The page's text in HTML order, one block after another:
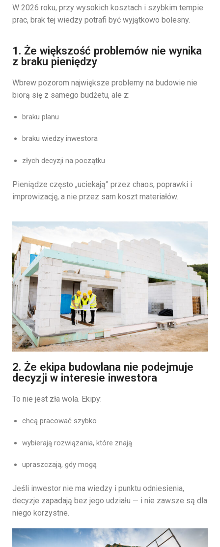
W 2026 roku, przy wysokich kosztach i szybkim tempie
prac, brak tej wiedzy potrafi być wyjątkowo bolesny.
1. Że większość problemów nie wynika
z braku pieniędzy
Wbrew pozorom największe problemy na budowie nie
biorą się z samego budżetu, ale z:
braku planu
braku wiedzy inwestora
złych decyzji na początku
Pieniądze często „uciekają” przez chaos, poprawki i
improwizację, a nie przez sam koszt materiałów.
2. Że ekipa budowlana nie podejmuje
decyzji w interesie inwestora
To nie jest zła wola. Ekipy:
chcą pracować szybko
wybierają rozwiązania, które znają
upraszczają, gdy mogą
Jeśli inwestor nie ma wiedzy i punktu odniesienia,
decyzje zapadają bez jego udziału — i nie zawsze są dla
niego korzystne.